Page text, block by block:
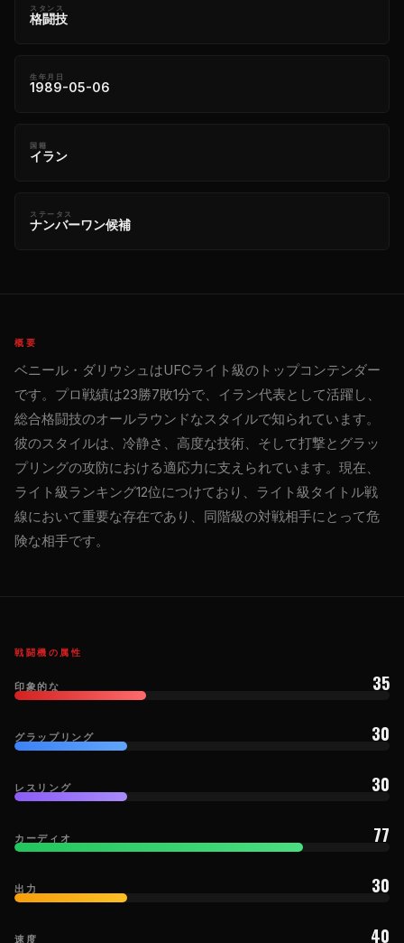
スタンス
格闘技
生年月日
1989-05-06
国籍
イラン
ステータス
ナンバーワン候補
概要
ベニール・ダリウシュはUFCライト級のトップコンテンダー
です。プロ戦績は23勝7敗1分で、イラン代表として活躍し、
総合格闘技のオールラウンドなスタイルで知られています。
彼のスタイルは、冷静さ、高度な技術、そして打撃とグラッ
プリングの攻防における適応力に支えられています。現在、
ライト級ランキング12位につけており、ライト級タイトル戦
線において重要な存在であり、同階級の対戦相手にとって危
険な相手です。
戦闘機の属性
印象的な 35
グラップリング 30
レスリング 30
カーディオ 77
出力 30
速度 40